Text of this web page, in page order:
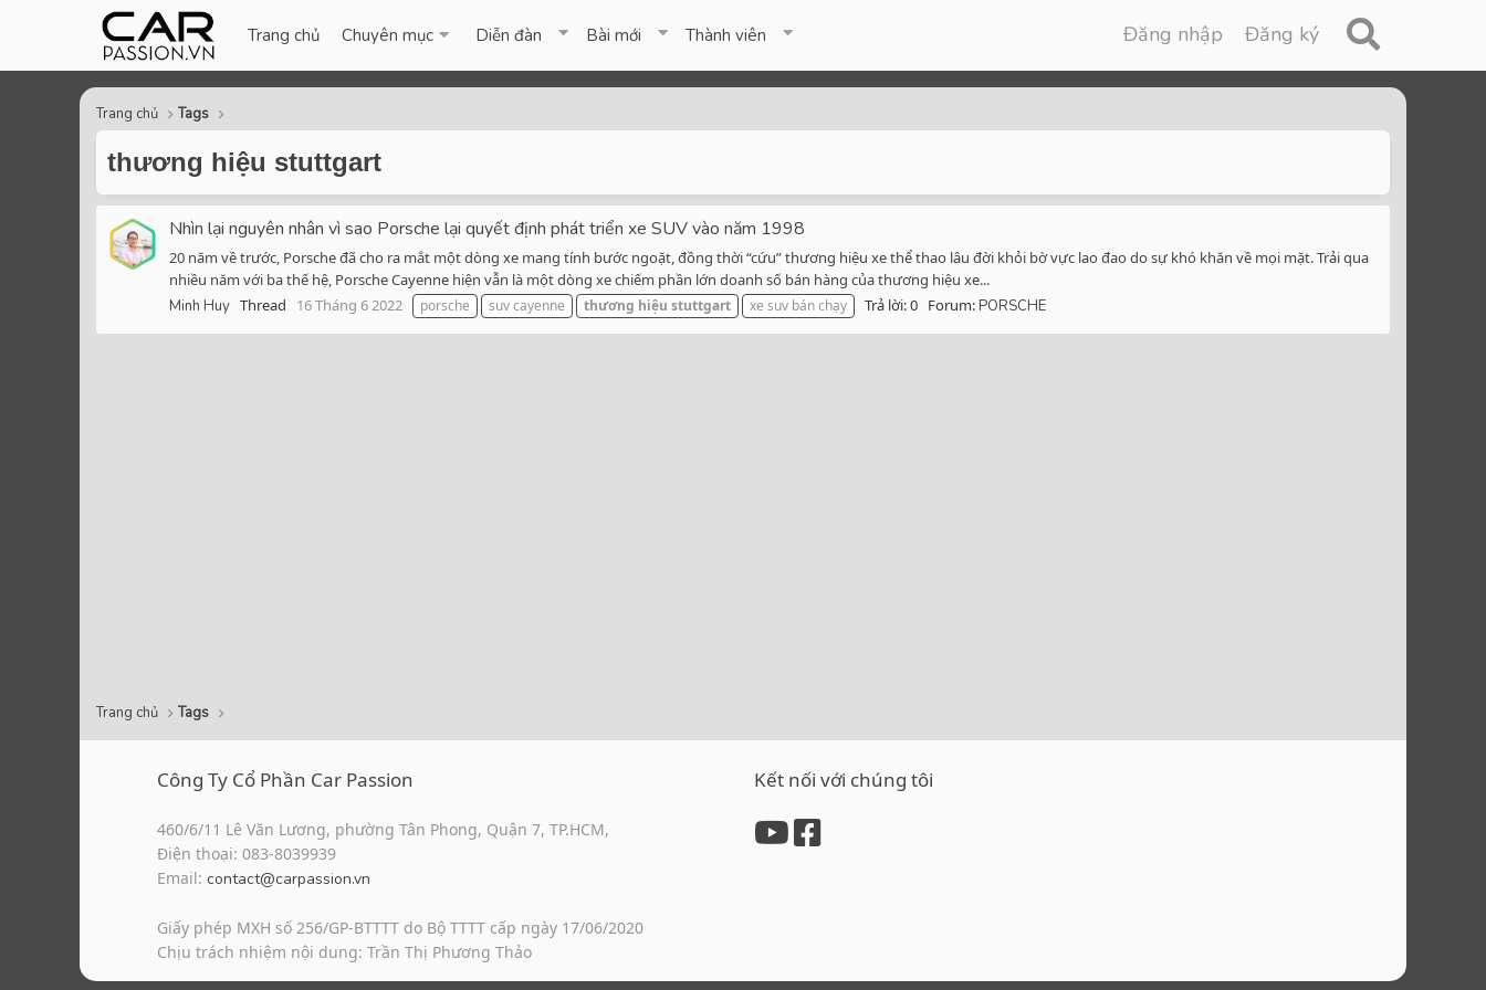
Trang chủ Chuyên mục Diễn đàn Bài mới Thành viên Đăng nhập Đăng ký
Trang chủ Tags
thương hiệu stuttgart
Nhìn lại nguyên nhân vì sao Porsche lại quyết định phát triển xe SUV vào năm 1998
20 năm về trước, Porsche đã cho ra mắt một dòng xe mang tính bước ngoặt, đồng thời “cứu” thương hiệu xe thể thao lâu đời khỏi bờ vực lao đao do sự khó khăn về mọi mặt. Trải qua
nhiều năm với ba thế hệ, Porsche Cayenne hiện vẫn là một dòng xe chiếm phần lớn doanh số bán hàng của thương hiệu xe...
Minh Huy Thread 16 Tháng 6 2022 porsche suv cayenne thương hiệu stuttgart xe suv bán chạy Trả lời: 0 Forum:PORSCHE
Trang chủ Tags
Công Ty Cổ Phần Car Passion
460/6/11 Lê Văn Lương, phường Tân Phong, Quận 7, TP.HCM,
Điện thoại: 083-8039939
Email: contact@carpassion.vn
Giấy phép MXH số 256/GP-BTTTT do Bộ TTTT cấp ngày 17/06/2020
Chịu trách nhiệm nội dung: Trần Thị Phương Thảo
Kết nối với chúng tôi